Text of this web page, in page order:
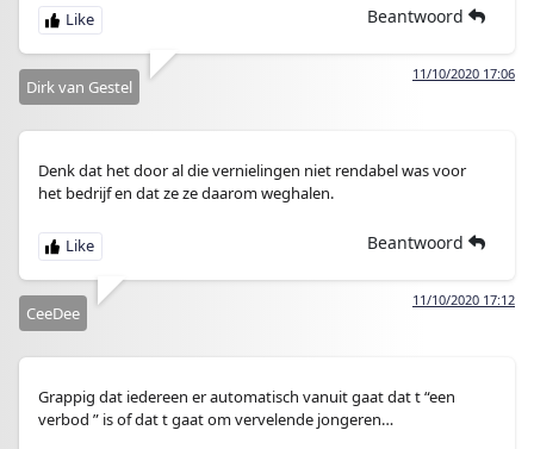
Beantwoord
11/10/2020 17:06
Dirk van Gestel
Denk dat het door al die vernielingen niet rendabel was voor
het bedrijf en dat ze ze daarom weghalen.
Beantwoord
11/10/2020 17:12
CeeDee
Grappig dat iedereen er automatisch vanuit gaat dat t “een
verbod ” is of dat t gaat om vervelende jongeren…